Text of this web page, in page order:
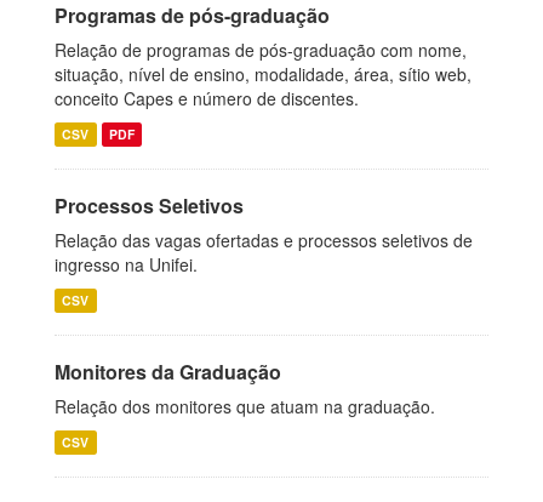
Programas de pós-graduação
Relação de programas de pós-graduação com nome,
situação, nível de ensino, modalidade, área, sítio web,
conceito Capes e número de discentes.
CSV PDF
Processos Seletivos
Relação das vagas ofertadas e processos seletivos de
ingresso na Unifei.
CSV
Monitores da Graduação
Relação dos monitores que atuam na graduação.
CSV